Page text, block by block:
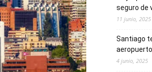
seguro de
11 junio, 2025
Santiago
aeropuerto
4 junio, 2025